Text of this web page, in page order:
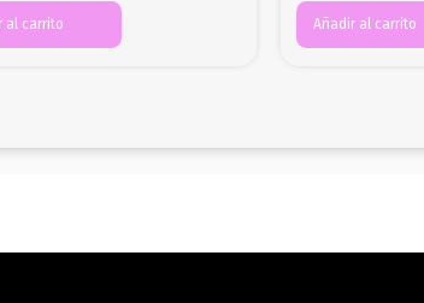
al carrito Añadir al carrito